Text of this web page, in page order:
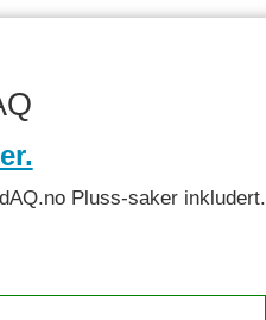
Pluss-saker inkludert.